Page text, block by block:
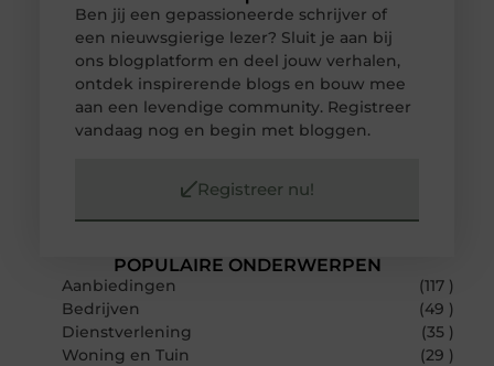
POPULAIRE ONDERWERPEN
Aanbiedingen
(117 )
Bedrijven
(49 )
Dienstverlening
(35 )
Woning en Tuin
(29 )
Ben jij een gepassioneerde schrijver of
een nieuwsgierige lezer? Sluit je aan bij
ons blogplatform en deel jouw verhalen,
ontdek inspirerende blogs en bouw mee
aan een levendige community. Registreer
vandaag nog en begin met bloggen.
Registreer nu!